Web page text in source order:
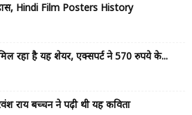
Hindi Film Posters History
रहा है यह शेयर, एक्सपर्ट ने 570 रुपये के...
राय बच्चन ने पढ़ी थी यह कविता